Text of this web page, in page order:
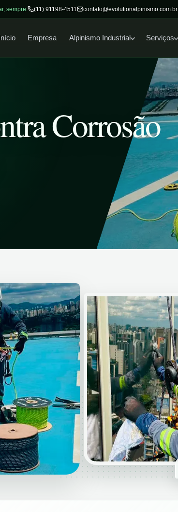
sempre. (11) 91198-4511 contato@evolutionalpinismo.com.br
Início Empresa Alpinismo Industrial Serviços
Corrosão